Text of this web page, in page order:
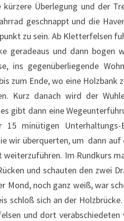
V
E
R
A
B
R
E
D
U
N
G
-
R
A
D
L
F
N
A
R
E
Überlegung und der
geschnappt und die
zu sein. Ab Kletterfelsen
geradeaus und dann
ins gegenüberliegende
zum Ende, wo eine Holzbank
Kurz danach wird der
gibt dann eine
15 minütigen Unterhaltungs-
wir überquerten, um dann
Im Rundkurs
und schauten den zwei
Mond, noch ganz weiß, war
schloß sich an der
und dort verabschiedeten